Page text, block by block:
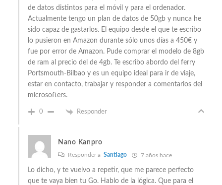
de datos distintos para el móvil y para el ordenador.
Actualmente tengo un plan de datos de 50gb y nunca he
sido capaz de gastarlos. El equipo desde el que te escribo
lo pusieron en Amazon durante sólo unos días a 450€ y
fue por error de Amazon. Pude comprar el modelo de 8gb
de ram al precio del de 4gb. Te escribo abordo del ferry
Portsmouth-Bilbao y es un equipo ideal para ir de viaje,
estar en contacto, trabajar y responder a comentarios del
microsofters.
0 Responder
Nano Kanpro
Responder a Santiago 7 años hace
Lo dicho, y te vuelvo a repetir, que me parece perfecto
que te vaya bien tu Go. Hablo de la lógica. Que para el